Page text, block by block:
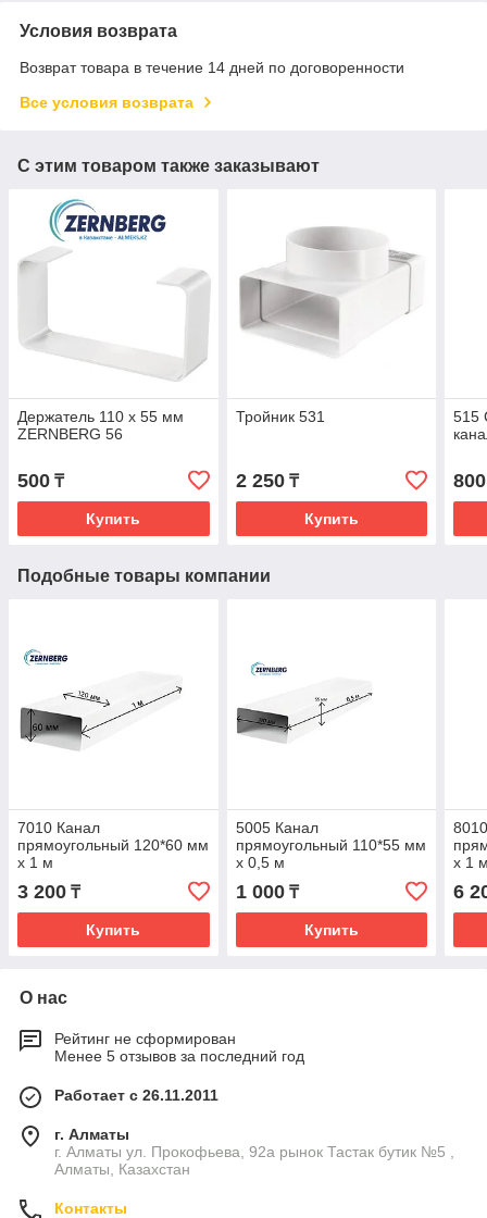
Условия возврата
Возврат товара в течение 14 дней по договоренности
Все условия возврата
С этим товаром также заказывают
Держатель 110 х 55 мм
ZERNBERG 56
500 ₸
Купить
Тройник 531
2 250₸
Купить
515
800
Подобные товары компании
7010 Канал
прямоугольный 120*60 мм
х 1 м
3 200 ₸
Купить
5005 Канал
прямоугольный 110*55 мм
х 0,5 м
1 000₸
Купить
х 1
6
О нас
Рейтинг не сформирован
Менее 5 отзывов за последний год
Работает с 26.11.2011
г. Алматы
г. Алматы ул. Прокофьева, 92а рынок Тастак бутик №5 ,
Алматы, Казахстан
Контакты